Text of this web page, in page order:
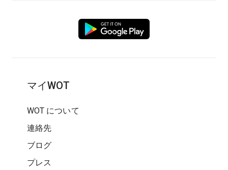
マイWOT
WOT について
連絡先
ブログ
プレス